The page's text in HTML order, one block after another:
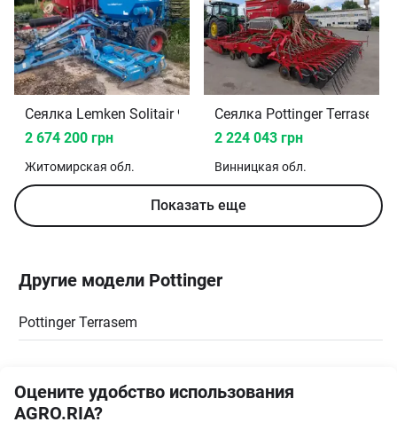
Сеялка Lemken Solitair 9 2020
2 674 200 грн
Житомирская обл.
Сеялка Pottinger Terrasem
2 224 043 грн
Винницкая обл.
Показать еще
Другие модели Pottinger
Pottinger Terrasem
Оцените удобство использования
AGRO.RIA?